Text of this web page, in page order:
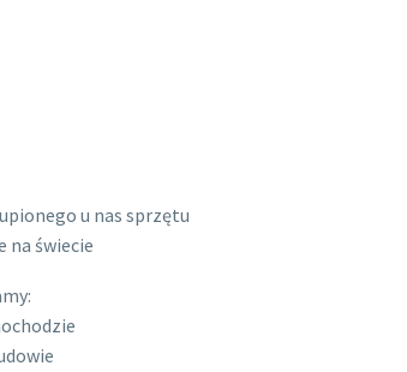
u nas sprzętu
na świecie